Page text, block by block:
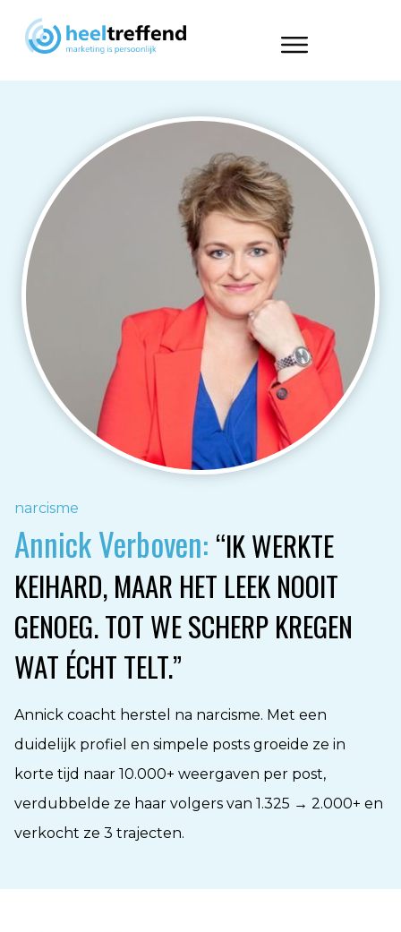
narcisme
Annick Verboven: “IK WERKTE
KEIHARD, MAAR HET LEEK NOOIT
GENOEG. TOT WE SCHERP KREGEN
WAT ÉCHT TELT.”
Annick coacht herstel na narcisme. Met een
duidelijk profiel en simpele posts groeide ze in
korte tijd naar 10.000+ weergaven per post,
verdubbelde ze haar volgers van 1.325 → 2.000+ en
verkocht ze 3 trajecten.